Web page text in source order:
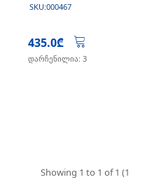
SKU:000467
435.0₾
დარჩენილია: 3
Showing 1 to 1 of 1 (1